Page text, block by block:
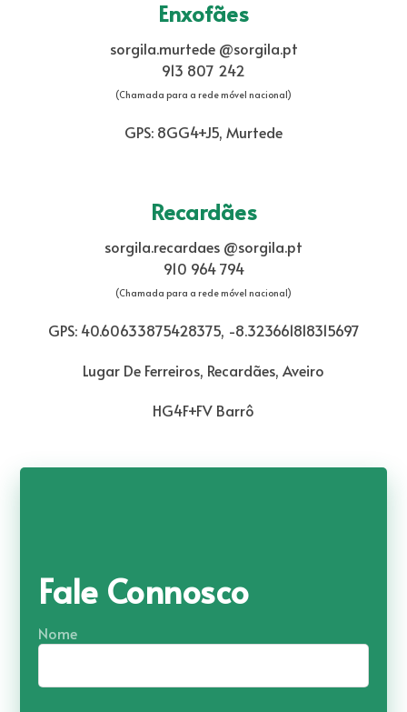
Enxofães
sorgila.murtede @sorgila.pt
913 807 242
(Chamada para a rede móvel nacional)
GPS: 8GG4+J5, Murtede
Recardães
sorgila.recardaes @sorgila.pt
910 964 794
(Chamada para a rede móvel nacional)
GPS: 40.60633875428375, -8.323661818315697
Lugar De Ferreiros, Recardães, Aveiro
HG4F+FV Barrô
Fale Connosco
Nome